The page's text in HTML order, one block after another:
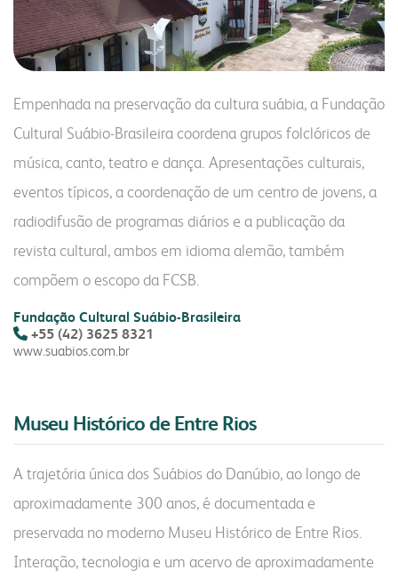
nossa conduta
vídeo nossa conduta
programa nossa conduta
código de conduta
canal de conduta
fornecedores
seja fornecedor
gestão integrada
responsabilidade social
nossa cultura
autoavaliação
serviços e sistemas
webmail:
groupwise
outlook
portal do colaborador
portal do crm
fapa radar
notícias fale conosco
portal da privacidade colaborador cooperado
contatos comerciais
portfólio resumido
onde encontrar
Empenhada na preservação da cultura suábia, a Fundação
Cultural Suábio-Brasileira coordena grupos folclóricos de
música, canto, teatro e dança. Apresentações culturais,
eventos típicos, a coordenação de um centro de jovens, a
radiodifusão de programas diários e a publicação da
revista cultural, ambos em idioma alemão, também
compõem o escopo da FCSB.
Fundação Cultural Suábio-Brasileira
+55 (42) 3625 8321
www.suabios.com.br
Museu Histórico de Entre Rios
A trajetória única dos Suábios do Danúbio, ao longo de
aproximadamente 300 anos, é documentada e
preservada no moderno Museu Histórico de Entre Rios.
Interação, tecnologia e um acervo de aproximadamente